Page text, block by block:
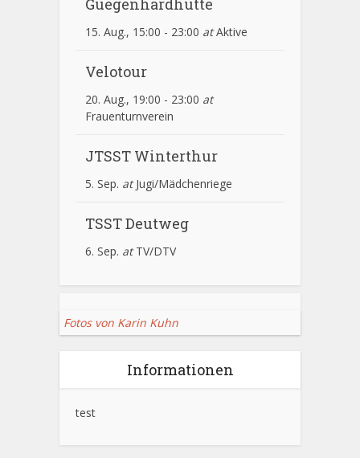
Guegenhardhütte
15. Aug., 15:00 - 23:00 atAktive
Velotour
20. Aug., 19:00 - 23:00 at
Frauenturnverein
JTSST Winterthur
5. Sep. atJugi/Mädchenriege
TSST Deutweg
6. Sep. atTV/DTV
Fotos von Karin Kuhn
Informationen
test